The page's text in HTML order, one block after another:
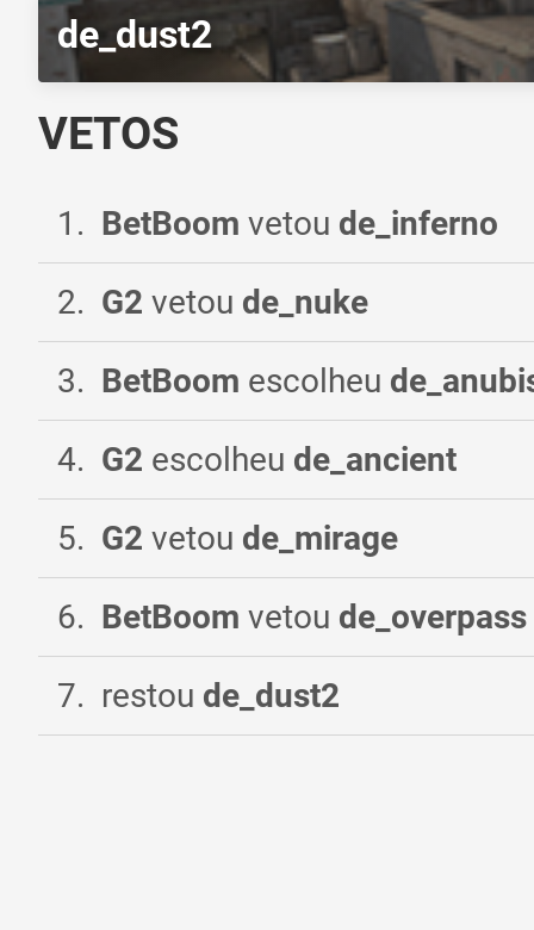
de_dust2
VETOS
1 . BetBoom vetou de_inferno
2. G2 vetou de_nuke
3. BetBoom escolheu
4. G2 escolheu de_ancient
5. G2 vetou de_mirage
6. BetBoom vetou de_overpass
7. restou de_dust2